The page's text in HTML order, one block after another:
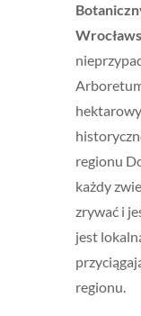
regionu
każdy
zrywać i
jest
regionu.